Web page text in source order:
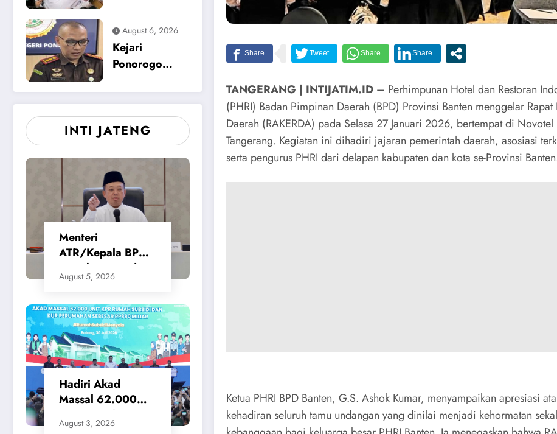
Seragam dan
Modul
Sinyal Tegas
Zero Tolerance
Keracunan
Makanan dan
Korupsi
August 6, 2026
Kejari
Ponorogo
Tersangka
Baru, Kasus
Dugaan
Korupsi
Tunjangan
Perumahan
DPRD 2023-
2026
INTI JATENG
Menteri
ATR/Kepala BPN
Tetapkan Standar
Waktu Layanan
Tanah dan
Peralihan Hak
August 5, 2026
Hadiri Akad
Massal 62.000
KPR Rumah
Subsidi, Menteri
August 3, 2026
TANGERANG | INTIJATIM.ID – Perhimpunan Hotel dan Restoran
(PHRI) Badan Pimpinan Daerah (BPD) Provinsi Banten menggelar Rapat
Daerah (RAKERDA) pada Selasa 27 Januari 2026, bertempat di Novotel
Tangerang. Kegiatan ini dihadiri jajaran pemerintah daerah, asosiasi
serta pengurus PHRI dari delapan kabupaten dan kota se-Provinsi
Ketua PHRI BPD Banten, G.S. Ashok Kumar, menyampaikan apresiasi
kehadiran seluruh tamu undangan yang dinilai menjadi kehormatan